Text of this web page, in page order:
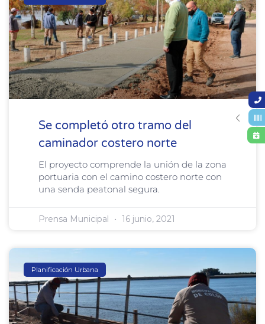
Se completó otro tramo del
caminador costero norte
El proyecto comprende la unión de la zona
portuaria con el camino costero norte con
una senda peatonal segura.
Prensa Municipal 16 junio, 2021
Planificación Urbana